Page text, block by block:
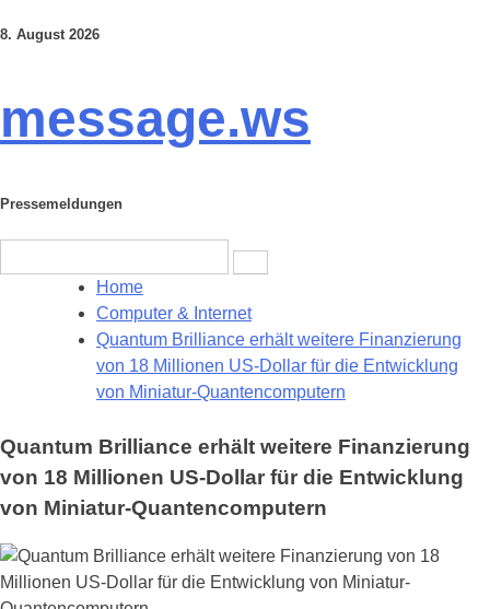
Skip
8. August 2026
message.ws
Pressemeldungen
for:
Home
Computer & Internet
Quantum Brilliance erhält weitere Finanzierung
von 18 Millionen US-Dollar für die Entwicklung
von Miniatur-Quantencomputern
Quantum Brilliance erhält weitere Finanzierung
von 18 Millionen US-Dollar für die Entwicklung
von Miniatur-Quantencomputern